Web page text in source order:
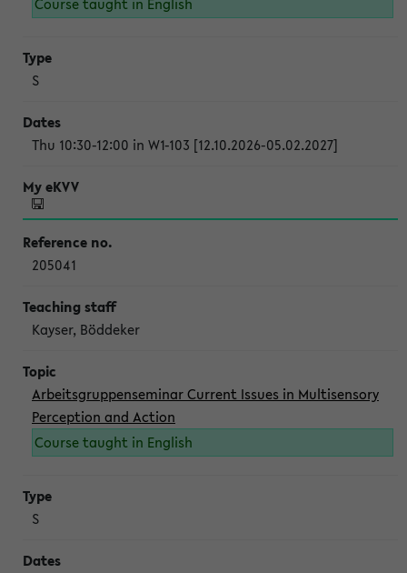
S
Thu 10:30-12:00 in W1-103 [12.10.2026-05.02.2027]
205041
Kayser, Böddeker
Arbeitsgruppenseminar Current Issues in Multisensory
Perception and Action
Course taught in English
S